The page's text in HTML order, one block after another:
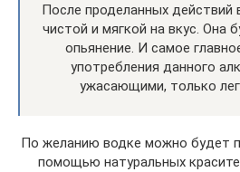
После проделанных действий
чистой и мягкой на вкус. Она
опьянение. И самое
употребления данного
ужасающими, только
По желанию водке можно будет
помощью натуральных